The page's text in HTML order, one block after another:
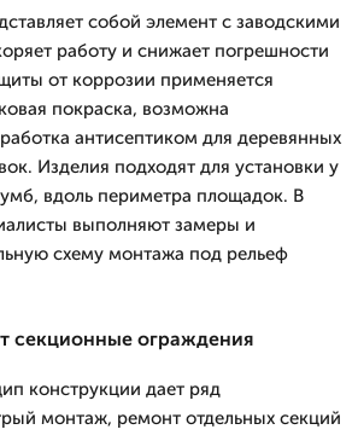
собой элемент с заводскими
работу и снижает погрешности
от коррозии применяется
покраска, возможна
антисептиком для деревянных
Изделия подходят для установки у
вдоль периметра площадок. В
выполняют замеры и
схему монтажа под рельеф
секционные ограждения
конструкции дает ряд
монтаж, ремонт отдельных секций